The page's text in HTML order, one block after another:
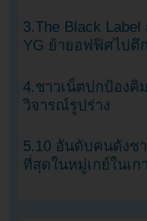
3.The Black
YG ย้ายอฟฟิศไปตึ
4.ชาวเน็ตปกป้องคิ
วิจารณ์รูปร่าง
5.10 อันดับคนดังช
ที่สุดในหมู่เกย์ในเก